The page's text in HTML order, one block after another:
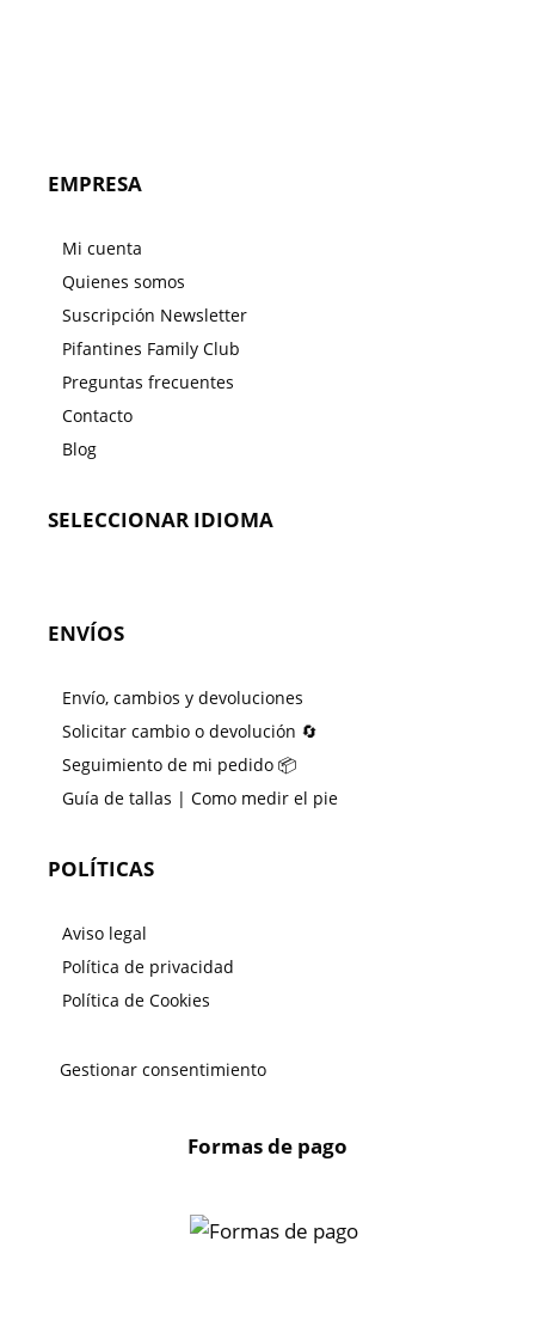
EMPRESA
Mi cuenta
Quienes somos
Suscripción Newsletter
Pifantines Family Club
Preguntas frecuentes
Contacto
Blog
SELECCIONAR IDIOMA
ENVÍOS
Envío, cambios y devoluciones
Solicitar cambio o devolución 🔄
Seguimiento de mi pedido 📦
Guía de tallas | Como medir el pie
POLÍTICAS
Aviso legal
Política de privacidad
Política de Cookies
Gestionar consentimiento
Formas de pago